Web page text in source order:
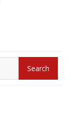
Search